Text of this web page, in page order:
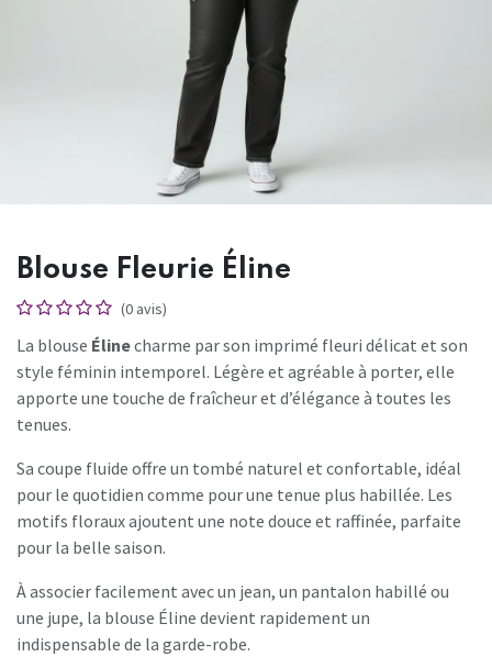
Blouse Fleurie Éline
(0 avis)
La blouse Élinecharme par son imprimé fleuri délicat et son
style féminin intemporel. Légère et agréable à porter, elle
apporte une touche de fraîcheur et d’élégance à toutes les
tenues.
Sa coupe fluide offre un tombé naturel et confortable, idéal
pour le quotidien comme pour une tenue plus habillée. Les
motifs floraux ajoutent une note douce et raffinée, parfaite
pour la belle saison.
À associer facilement avec un jean, un pantalon habillé ou
une jupe, la blouse Éline devient rapidement un
indispensable de la garde-robe.